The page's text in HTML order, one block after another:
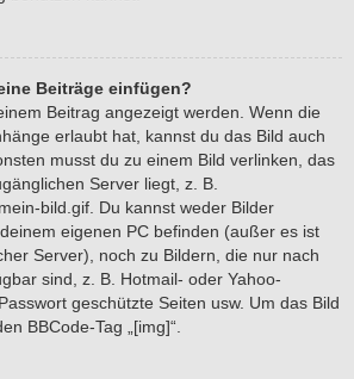
Beiträge einfügen?
Beitrag angezeigt werden. Wenn die
erlaubt hat, kannst du das Bild auch
musst du zu einem Bild verlinken, das
Server liegt, z. B.
bild.gif. Du kannst weder Bilder
eigenen PC befinden (außer es ist
Server), noch zu Bildern, die nur nach
sind, z. B. Hotmail- oder Yahoo-
geschützte Seiten usw. Um das Bild
BBCode-Tag „[img]“.